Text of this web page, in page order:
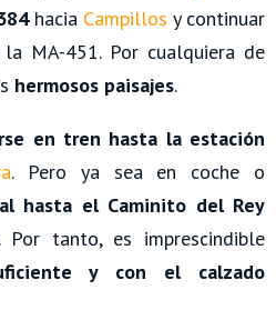
hacia Campillos y continuar
MA-451. Por cualquiera de
hermosos paisajes.
en tren hasta la estación
. Pero ya sea en coche o
hasta el Caminito del Rey
. Por tanto, es imprescindible
y con el calzado